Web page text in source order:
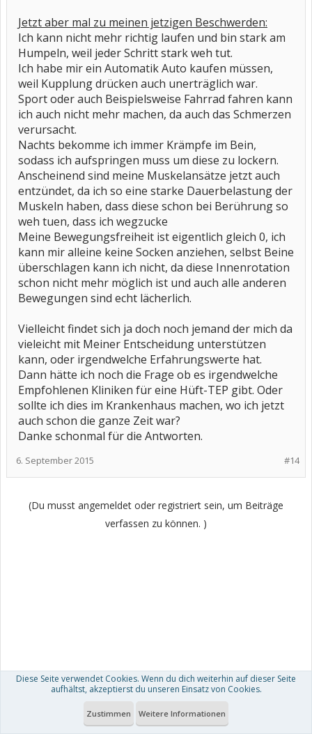
Jetzt aber mal zu meinen jetzigen Beschwerden:
Ich kann nicht mehr richtig laufen und bin stark am
Humpeln, weil jeder Schritt stark weh tut.
Ich habe mir ein Automatik Auto kaufen müssen,
weil Kupplung drücken auch unerträglich war.
Sport oder auch Beispielsweise Fahrrad fahren kann
ich auch nicht mehr machen, da auch das Schmerzen
verursacht.
Nachts bekomme ich immer Krämpfe im Bein,
sodass ich aufspringen muss um diese zu lockern.
Anscheinend sind meine Muskelansätze jetzt auch
entzündet, da ich so eine starke Dauerbelastung der
Muskeln haben, dass diese schon bei Berührung so
weh tuen, dass ich wegzucke
Meine Bewegungsfreiheit ist eigentlich gleich 0, ich
kann mir alleine keine Socken anziehen, selbst Beine
überschlagen kann ich nicht, da diese Innenrotation
schon nicht mehr möglich ist und auch alle anderen
Bewegungen sind echt lächerlich.
Vielleicht findet sich ja doch noch jemand der mich da
vieleicht mit Meiner Entscheidung unterstützen
kann, oder irgendwelche Erfahrungswerte hat.
Dann hätte ich noch die Frage ob es irgendwelche
Empfohlenen Kliniken für eine Hüft-TEP gibt. Oder
sollte ich dies im Krankenhaus machen, wo ich jetzt
auch schon die ganze Zeit war?
Danke schonmal für die Antworten.
#14
6. September 2015
(Du musst angemeldet oder registriert sein, um Beiträge
verfassen zu können. )
Diese Seite verwendet Cookies. Wenn du dich weiterhin auf dieser Seite
aufhältst, akzeptierst du unseren Einsatz von Cookies.
Zustimmen Weitere Informationen